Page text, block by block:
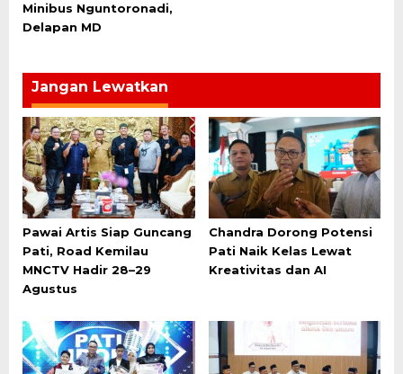
Minibus Nguntoronadi,
Delapan MD
Jangan Lewatkan
Pawai Artis Siap Guncang
Pati, Road Kemilau
MNCTV Hadir 28–29
Agustus
Chandra Dorong Potensi
Pati Naik Kelas Lewat
Kreativitas dan AI